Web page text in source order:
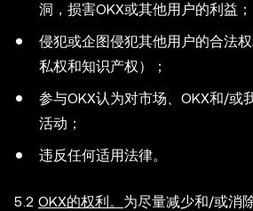
洞，损害OKX或其他用户的利益；
侵犯或企图侵犯其他用户的合法
私权和知识产权）；
参与OKX认为对市场、OKX和/或
活动；
违反任何适用法律。
5.2 OKX的权利。 为尽量减少和/或消